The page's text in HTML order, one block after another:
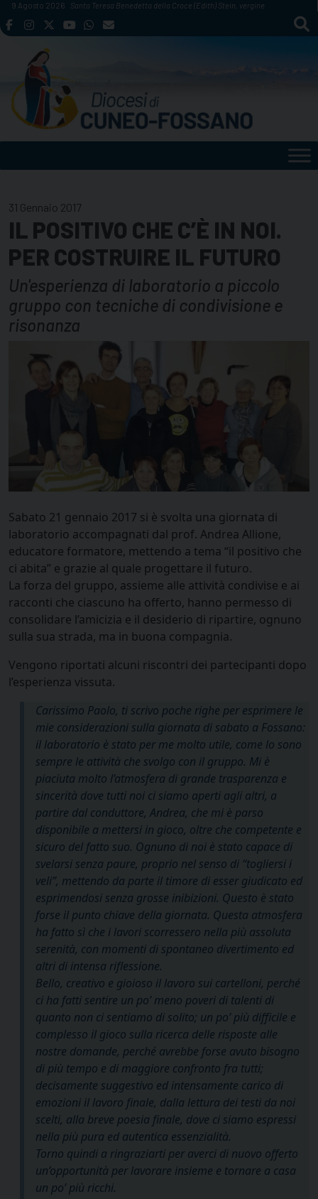
Skip
to
9 Agosto 2026 Santa Teresa Benedetta della Croce (Edith) Stein, vergine
31 Gennaio 2017
IL POSITIVO CHE C’È IN NOI.
PER COSTRUIRE IL FUTURO
Un'esperienza di laboratorio a piccolo
gruppo con tecniche di condivisione e
risonanza
Sabato 21 gennaio 2017 si è svolta una giornata di
laboratorio accompagnati dal prof. Andrea Allione,
educatore formatore, mettendo a tema “il positivo che
ci abita” e grazie al quale progettare il futuro.
La forza del gruppo, assieme alle attività condivise e ai
racconti che ciascuno ha offerto, hanno permesso di
consolidare l’amicizia e il desiderio di ripartire, ognuno
sulla sua strada, ma in buona compagnia.
Vengono riportati alcuni riscontri dei partecipanti dopo
l’esperienza vissuta.
Carissimo Paolo, ti scrivo poche righe per esprimere le
mie considerazioni sulla giornata di sabato a Fossano:
il laboratorio è stato per me molto utile, come lo sono
sempre le attività che svolgo con il gruppo. Mi è
piaciuta molto l’atmosfera di grande trasparenza e
sincerità dove tutti noi ci siamo aperti agli altri, a
partire dal conduttore, Andrea, che mi è parso
disponibile a mettersi in gioco, oltre che competente e
sicuro del fatto suo. Ognuno di noi è stato capace di
svelarsi senza paure, proprio nel senso di “togliersi i
veli”, mettendo da parte il timore di esser giudicato ed
esprimendosi senza grosse inibizioni. Questo è stato
forse il punto chiave della giornata. Questa atmosfera
ha fatto sì che i lavori scorressero nella più assoluta
serenità, con momenti di spontaneo divertimento ed
altri di intensa riflessione.
Bello, creativo e gioioso il lavoro sui cartelloni, perché
ci ha fatti sentire un po’ meno poveri di talenti di
quanto non ci sentiamo di solito; un po’ più difficile e
complesso il gioco sulla ricerca delle risposte alle
nostre domande, perché avrebbe forse avuto bisogno
di più tempo e di maggiore confronto fra tutti;
decisamente suggestivo ed intensamente carico di
emozioni il lavoro finale, dalla lettura dei testi da noi
scelti, alla breve poesia finale, dove ci siamo espressi
nella più pura ed autentica essenzialità.
Torno quindi a ringraziarti per averci di nuovo offerto
un’opportunità per lavorare insieme e tornare a casa
un po’ più ricchi.